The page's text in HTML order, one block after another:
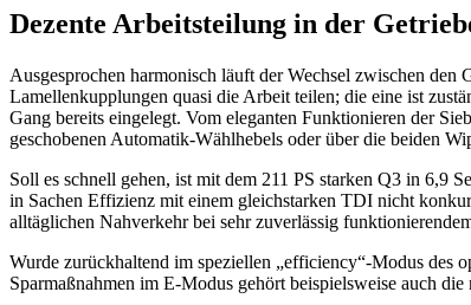
Dezente Arbeitsteilung in der
Ausgesprochen harmonisch läuft der Wechsel zwischen
Lamellenkupplungen quasi die Arbeit teilen; die eine ist
Gang bereits eingelegt. Vom eleganten Funktionieren der
geschobenen Automatik-Wählhebels oder über die beiden
Soll es schnell gehen, ist mit dem 211 PS starken Q3 in 6,9
in Sachen Effizienz mit einem gleichstarken TDI nicht
alltäglichen Nahverkehr bei sehr zuverlässig
Wurde zurückhaltend im speziellen „efficiency“-Modus des
Sparmaßnahmen im E-Modus gehört beispielsweise auch